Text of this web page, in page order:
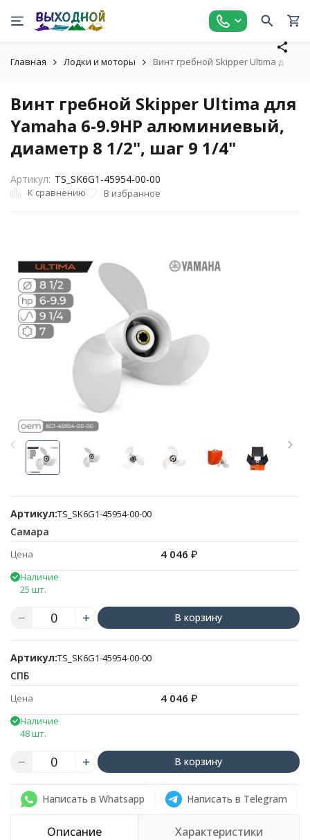
Главная Лодки и моторы Винт гребной Skipper Ultima для
Винт гребной Skipper Ultima для
Yamaha 6-9.9HP алюминиевый,
диаметр 8 1/2", шаг 9 1/4"
Артикул: TS_SK6G1-45954-00-00
К сравнению В избранное
Артикул:TS_SK6G1-45954-00-00
Самара
Цена 4 046 ₽
Наличие
25 шт.
В корзину
Артикул:TS_SK6G1-45954-00-00
СПБ
Цена 4 046 ₽
Наличие
48 шт.
В корзину
Написать в Whatsapp Написать в Telegram
Описание Характеристики